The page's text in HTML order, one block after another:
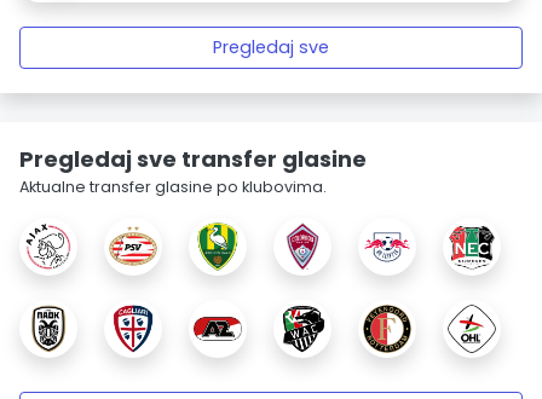
Pregledaj sve
Pregledaj sve transfer glasine
Aktualne transfer glasine po klubovima.